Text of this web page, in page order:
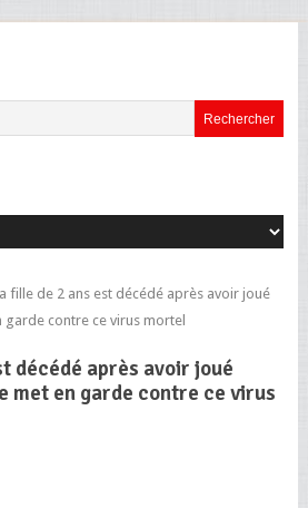
de 2 ans est décédé après avoir joué
garde contre ce virus mortel
décédé après avoir joué
met en garde contre ce virus